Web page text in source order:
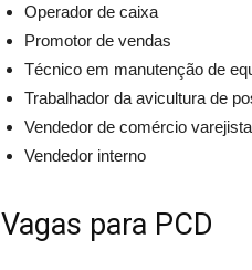
Operador de caixa
Promotor de vendas
Técnico em manutenção de
Trabalhador da avicultura de
Vendedor de comércio varejista
Vendedor interno
Vagas para PCD